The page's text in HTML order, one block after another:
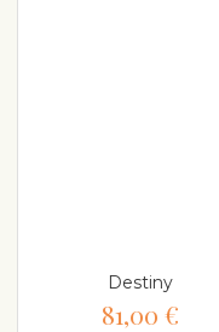
Destiny
81,00 €